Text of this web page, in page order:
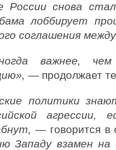
России снова
лоббирует
соглашения
важнее,
— продолжает
политики
агрессии,
— говорится
Западу взамен